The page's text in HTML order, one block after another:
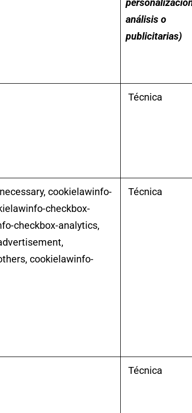
análisis o
publicitarias)
Técnica
cookielawinfo-
checkbox-
checkbox-analytics,
cookielawinfo-
Técnica
Técnica